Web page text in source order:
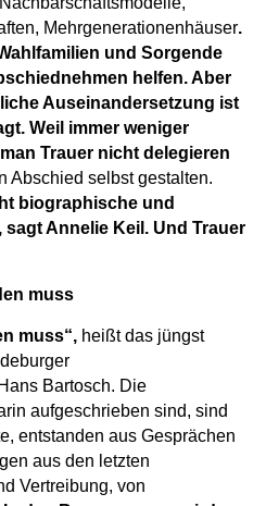
Mehrgenerationenhäuser.
und Sorgende
helfen. Aber
Auseinandersetzung ist
Weil immer weniger
Trauer nicht delegieren
Abschied selbst gestalten.
biographische und
Annelie Keil. Und Trauer
muss
muss“,heißt das jüngst
Bartosch. Die
aufgeschrieben sind, sind
entstanden aus Gesprächen
aus den letzten
Vertreibung, von